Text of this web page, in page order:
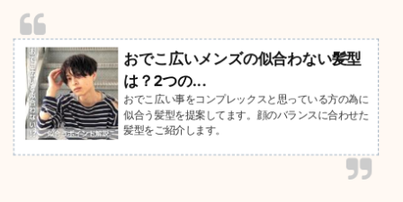
おでこ広いメンズの似合わない髪型
は？2つの...
おでこ広い事をコンプレックスと思っている方の為に
似合う髪型を提案してます。顔のバランスに合わせた
髪型をご紹介します。